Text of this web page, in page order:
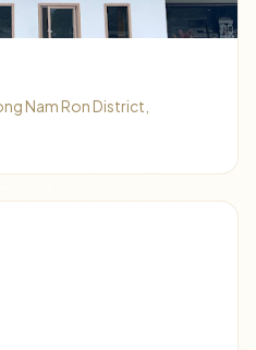
Nam Ron District,